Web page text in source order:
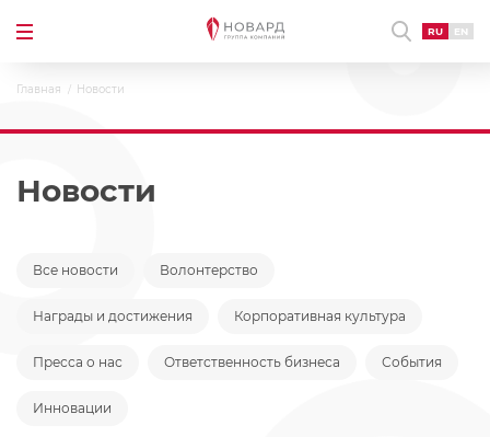
RU EN
Главная Новости
Новости
Все новости Волонтерство
Награды и достижения Корпоративная культура
Пресса о нас Ответственность бизнеса События
Инновации